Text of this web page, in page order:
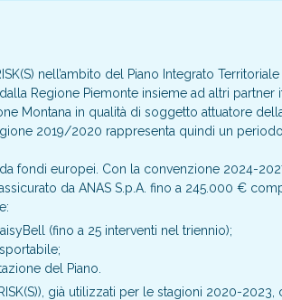
nell’ambito del Piano Integrato Territoriale
Regione Piemonte insieme ad altri partner
Montana in qualità di soggetto attuatore
2019/2020 rappresenta quindi un
fondi europei. Con la convenzione 2024-
da ANAS S.p.A. fino a 245.000 €
(fino a 25 interventi nel triennio);
del Piano.
già utilizzati per le stagioni 2020-